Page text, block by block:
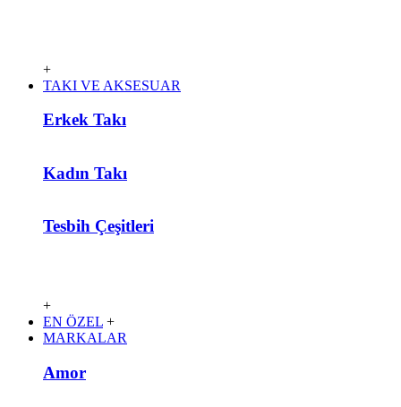
+
TAKI VE AKSESUAR
Erkek Takı
Kadın Takı
Tesbih Çeşitleri
+
EN ÖZEL +
MARKALAR
Amor